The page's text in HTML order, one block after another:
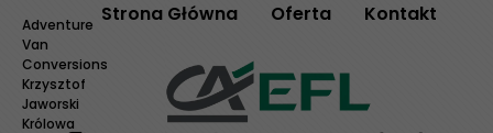
Adventure
Van
Conversions
Krzysztof
Jaworski
Królowa
Strona Główna Oferta Kontakt